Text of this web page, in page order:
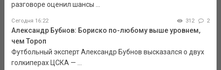
разговоре оценил шансы ...
Сегодня 16:22 312 2
Александр Бубнов: Бориско по-любому выше уровнем,
чем Тороп
Футбольный эксперт Александр Бубнов высказался о двух
голкиперах ЦСКА — ...